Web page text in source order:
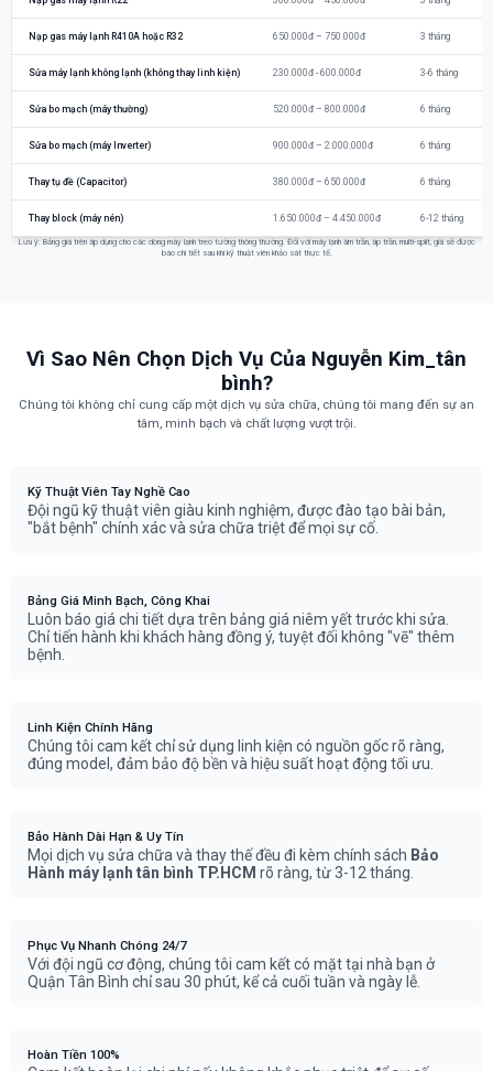
Nạp gas máy lạnh R410A hoặc R32 650.000đ – 750.000đ 3 tháng
Sửa máy lạnh không lạnh (không thay linh kiện) 230.000đ - 600.000đ 3-6 tháng
Sửa bo mạch (máy thường) 520.000đ – 800.000đ 6 tháng
Sửa bo mạch (máy Inverter) 900.000đ – 2.000.000đ 6 tháng
Thay tụ đề (Capacitor) 380.000đ – 650.000đ 6 tháng
Thay block (máy nén) 1.650.000đ – 4.450.000đ 6-12 tháng
Lưu ý: Bảng giá trên áp dụng cho các dòng máy lạnh treo tường thông thường. Đối với máy lạnh âm trần, áp trần, multi-split, giá sẽ được
báo chi tiết sau khi kỹ thuật viên khảo sát thực tế.
Vì Sao Nên Chọn Dịch Vụ Của Nguyễn Kim_tân
bình?
Chúng tôi không chỉ cung cấp một dịch vụ sửa chữa, chúng tôi mang đến sự an
tâm, minh bạch và chất lượng vượt trội.
Kỹ Thuật Viên Tay Nghề Cao
Đội ngũ kỹ thuật viên giàu kinh nghiệm, được đào tạo bài bản,
"bắt bệnh" chính xác và sửa chữa triệt để mọi sự cố.
Bảng Giá Minh Bạch, Công Khai
Luôn báo giá chi tiết dựa trên bảng giá niêm yết trước khi sửa.
Chỉ tiến hành khi khách hàng đồng ý, tuyệt đối không "vẽ" thêm
bệnh.
Linh Kiện Chính Hãng
Chúng tôi cam kết chỉ sử dụng linh kiện có nguồn gốc rõ ràng,
đúng model, đảm bảo độ bền và hiệu suất hoạt động tối ưu.
Bảo Hành Dài Hạn & Uy Tín
Mọi dịch vụ sửa chữa và thay thế đều đi kèm chính sách Bảo
Hành máy lạnh tân bình TP.HCM rõ ràng, từ 3-12 tháng.
Phục Vụ Nhanh Chóng 24/7
Với đội ngũ cơ động, chúng tôi cam kết có mặt tại nhà bạn ở
Quận Tân Bình chỉ sau 30 phút, kể cả cuối tuần và ngày lễ.
Hoàn Tiền 100%